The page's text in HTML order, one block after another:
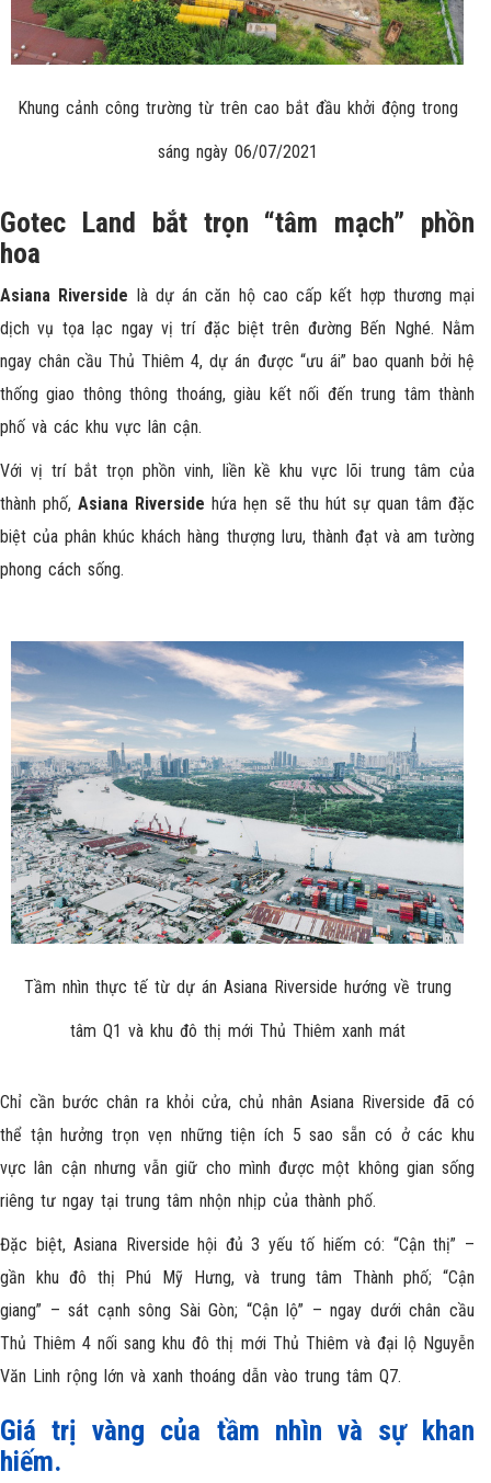
Khung cảnh công trường từ trên cao bắt đầu khởi động trong
sáng ngày 06/07/2021
Gotec Land bắt trọn “tâm mạch” phồn
hoa
Asiana Riverside là dự án căn hộ cao cấp kết hợp thương mại
dịch vụ tọa lạc ngay vị trí đặc biệt trên đường Bến Nghé. Nằm
ngay chân cầu Thủ Thiêm 4, dự án được “ưu ái” bao quanh bởi hệ
thống giao thông thông thoáng, giàu kết nối đến trung tâm thành
phố và các khu vực lân cận.
Với vị trí bắt trọn phồn vinh, liền kề khu vực lõi trung tâm của
thành phố,Asiana Riverside hứa hẹn sẽ thu hút sự quan tâm đặc
biệt của phân khúc khách hàng thượng lưu, thành đạt và am tường
phong cách sống.
Tầm nhìn thực tế từ dự án Asiana Riverside hướng về trung
tâm Q1 và khu đô thị mới Thủ Thiêm xanh mát
Chỉ cần bước chân ra khỏi cửa, chủ nhân Asiana Riverside đã có
thể tận hưởng trọn vẹn những tiện ích 5 sao sẵn có ở các khu
vực lân cận nhưng vẫn giữ cho mình được một không gian sống
riêng tư ngay tại trung tâm nhộn nhịp của thành phố.
Đặc biệt, Asiana Riverside hội đủ 3 yếu tố hiếm có: “Cận thị” –
gần khu đô thị Phú Mỹ Hưng, và trung tâm Thành phố; “Cận
giang” – sát cạnh sông Sài Gòn; “Cận lộ” – ngay dưới chân cầu
Thủ Thiêm 4 nối sang khu đô thị mới Thủ Thiêm và đại lộ Nguyễn
Văn Linh rộng lớn và xanh thoáng dẫn vào trung tâm Q7.
Giá trị vàng của tầm nhìn và sự khan
hiếm.